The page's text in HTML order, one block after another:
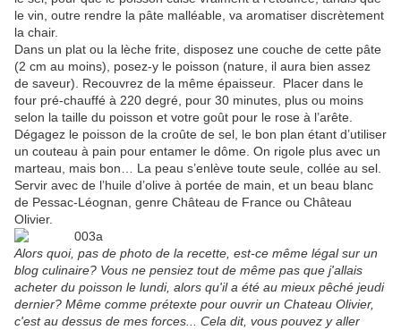
le vin, outre rendre la pâte malléable, va aromatiser discrètement
la chair.
Dans un plat ou la lèche frite, disposez une couche de cette pâte
(2 cm au moins), posez-y le poisson (nature, il aura bien assez
de saveur). Recouvrez de la même épaisseur. Placer dans le
four pré-chauffé à 220 degré, pour 30 minutes, plus ou moins
selon la taille du poisson et votre goût pour le rose à l’arête.
Dégagez le poisson de la croûte de sel, le bon plan étant d’utiliser
un couteau à pain pour entamer le dôme. On rigole plus avec un
marteau, mais bon… La peau s’enlève toute seule, collée au sel.
Servir avec de l’huile d’olive à portée de main, et un beau blanc
de Pessac-Léognan, genre Château de France ou Château
Olivier.
Alors quoi, pas de photo de la recette, est-ce même légal sur un
blog culinaire? Vous ne pensiez tout de même pas que j'allais
acheter du poisson le lundi, alors qu'il a été au mieux pêché jeudi
dernier? Même comme prétexte pour ouvrir un Chateau Olivier,
c'est au dessus de mes forces... Cela dit, vous pouvez y aller